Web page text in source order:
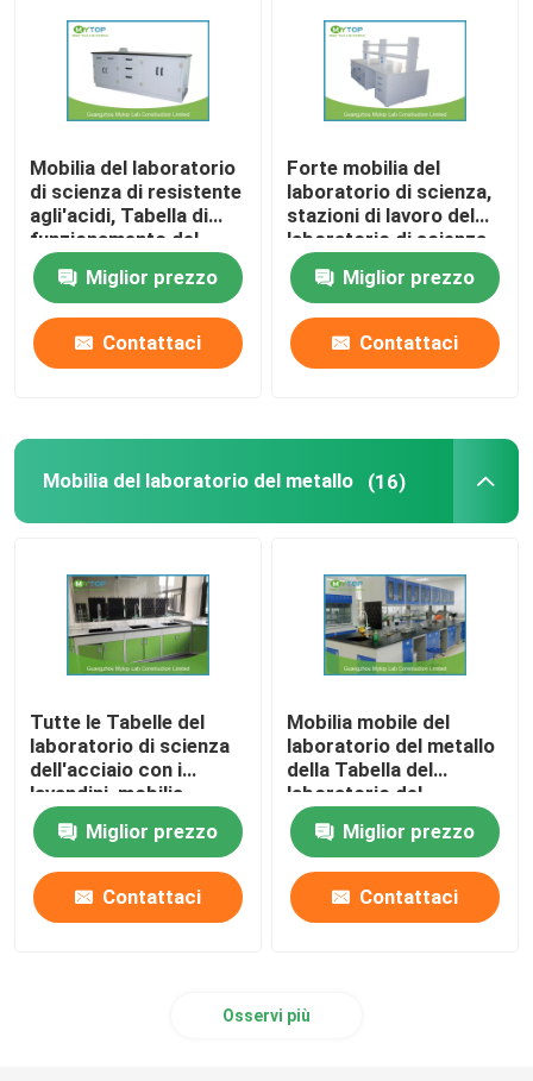
Mobilia del laboratorio
di scienza di resistente
agli'acidi, Tabella di
funzionamento del
laboratorio di chimica
dei pp Miglior prezzo
Contattaci
Forte mobilia del
laboratorio di scienza,
stazioni di lavoro del
laboratorio di scienza
per il dipartimento di
ricercaMiglior prezzo
Contattaci
Mobilia del laboratorio del metallo (16)
Tutte le Tabelle del
laboratorio di scienza
dell'acciaio con i
lavandini, mobilia
generale dei sistemi di
laboratorioMiglior prezzo
Contattaci
Mobilia mobile del
laboratorio del metallo
della Tabella del
laboratorio del
Governo per il
laboratorio di fisico
medica di chimica
Miglior prezzo
Contattaci
Osservi più